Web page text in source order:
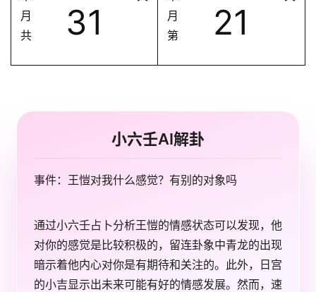
月
共
31
月
第
21
小六壬AI解卦
事件：王愷对我什么感觉？有别的对象吗
通过小六壬占卜分析王愷的情感状态可以发现，他
对你的感觉是比较积极的，留连卦象中青龙的出现
暗示着他内心对你是有期待和关注的。此外，日宫
的小吉显示出未来可能有好的情感发展。然而，速